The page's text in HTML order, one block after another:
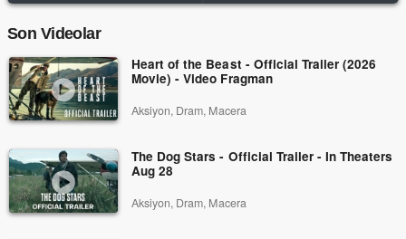
Son Videolar
Heart of the Beast - Official Trailer (2026
Movie) - Video Fragman
Aksiyon, Dram, Macera
The Dog Stars - Official Trailer - In Theaters
Aug 28
Aksiyon, Dram, Macera